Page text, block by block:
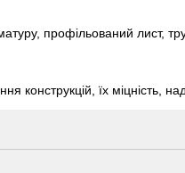
профільований лист,
їх міцність,